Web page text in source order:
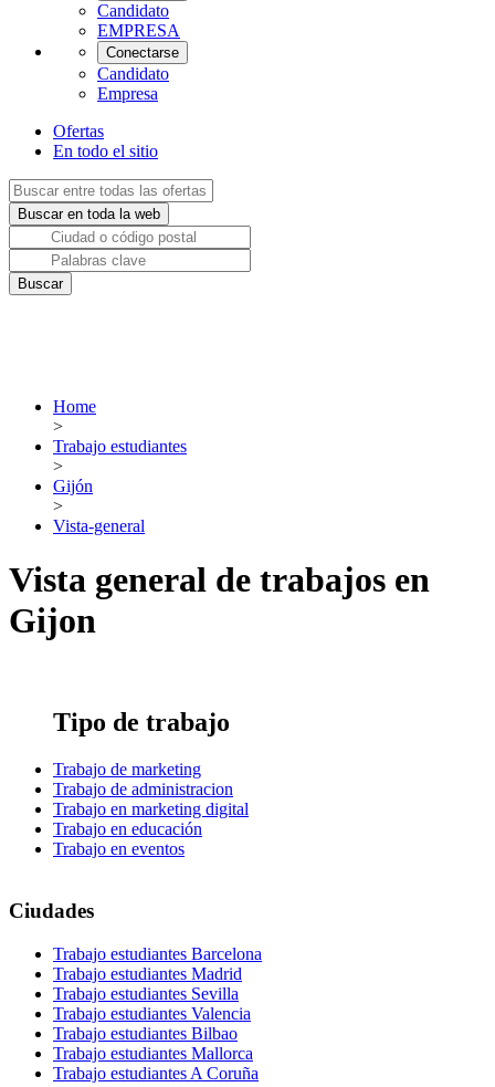
Candidato
EMPRESA
Conectarse
Candidato
Empresa
Ofertas
En todo el sitio
Home
>
Trabajo estudiantes
>
Gijón
>
Vista-general
Vista general de trabajos en
Gijon
Tipo de trabajo
Trabajo de marketing
Trabajo de administracion
Trabajo en marketing digital
Trabajo en educación
Trabajo en eventos
Ciudades
Trabajo estudiantes Barcelona
Trabajo estudiantes Madrid
Trabajo estudiantes Sevilla
Trabajo estudiantes Valencia
Trabajo estudiantes Bilbao
Trabajo estudiantes Mallorca
Trabajo estudiantes A Coruña